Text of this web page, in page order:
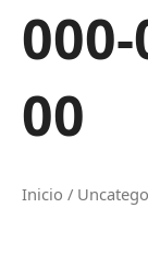
00
Inicio /